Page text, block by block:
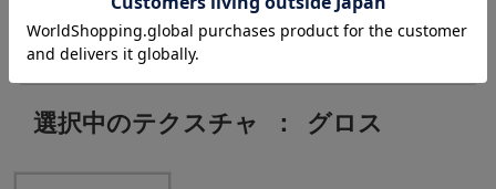
中石：0.30ct
選択中のテクスチャ ： グロス